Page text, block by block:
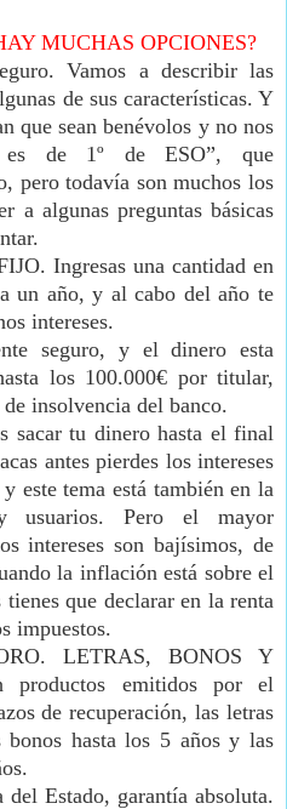
MUCHAS OPCIONES?
Vamos a describir las
de sus características. Y
que sean benévolos y no nos
de 1º de ESO”, que
pero todavía son muchos los
a algunas preguntas básicas
Ingresas una cantidad en
un año, y al cabo del año te
intereses.
seguro, y el dinero esta
los 100.000€ por titular,
insolvencia del banco.
sacar tu dinero hasta el final
antes pierdes los intereses
este tema está también en la
usuarios. Pero el mayor
intereses son bajísimos, de
la inflación está sobre el
que declarar en la renta
impuestos.
LETRAS, BONOS Y
productos emitidos por el
de recuperación, las letras
bonos hasta los 5 años y las
Estado, garantía absoluta.